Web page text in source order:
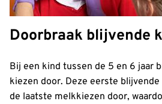
Doorbraak blijvende
Bij een kind tussen de 5 en 6 jaar
kiezen door. Deze eerste
de laatste melkkiezen door,